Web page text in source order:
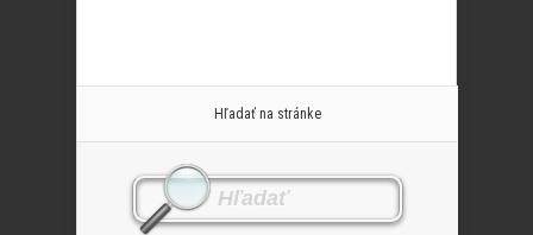
Hľadať na stránke